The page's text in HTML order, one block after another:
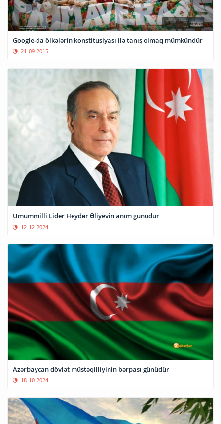
Google-da ölkələrin konstitusiyası ilə tanış olmaq mümkündür
21-09-2015
Ümummilli Lider Heydər Əliyevin anım günüdür
12-12-2024
Azərbaycan dövlət müstəqilliyinin bərpası günüdür
18-10-2024